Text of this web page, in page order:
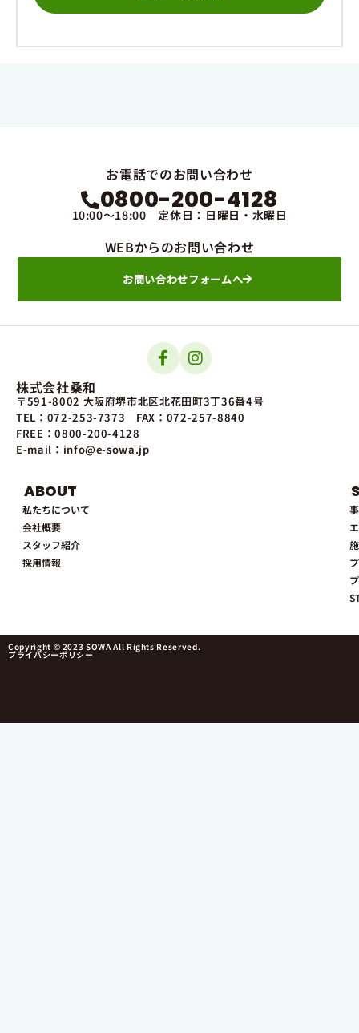
お電話でのお問い合わせ
0800-200-4128
10:00～18:00 定休日：日曜日・水曜日
WEBからのお問い合わせ
お問い合わせフォームへ
株式会社桑和
〒591-8002 大阪府堺市北区北花田町3丁36番4号
TEL：072-253-7373 FAX：072-257-8840
FREE：0800-200-4128
E-mail：info@e-sowa.jp
ABOUT
私たちについて
会社概要
スタッフ紹介
採用情報
Copyright © 2023 SOWA All Rights Reserved.
プライバシーポリシー